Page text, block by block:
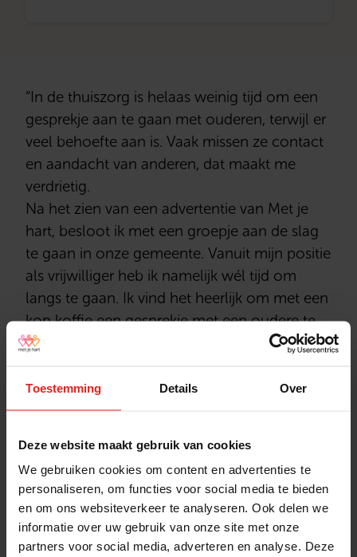
Toestemming Details Over
Deze website maakt gebruik van cookies
We gebruiken cookies om content en advertenties te
personaliseren, om functies voor social media te bieden
en om ons websiteverkeer te analyseren. Ook delen we
informatie over uw gebruik van onze site met onze
partners voor social media, adverteren en analyse. Deze
“In de thuiszorg is helaas weinig tijd om een
gesprekje aan te gaan met ouderen, terwijl er
veel behoefte aan is. Vaak missen ze contact
en aandacht van anderen, dat maakt me
verdrietig.
Na het zien van een advertentie van Met je
hart, besloot ik met een groepje aan de slag
te gaan in onze gemeente. Vanuit mijn positie
als vrijwilliger heb ik namelijk wél tijd om
langs te gaan. Ik vind het heerlijk om met een
kop koffie een gesprekje met een oudere te
hebben. Ze fleuren direct op en zijn zo
Ook vanuit mijn vrijwilligerswerk als
ouderadviseur bij de gemeente heb ik een
Dan probeer ik de behoeften van een oudere
in kaart te brengen. Dit doe ik niet volgens
strenge criteria, maar op gevoel. Want wat is
precies eenzaamheid? Elke avond alleen met
een bord op de bank eten, vind ik in ieder